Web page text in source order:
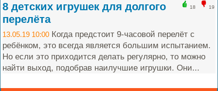
18 19
8 детских игрушек для долгого
перелёта
13.05.19 10:00 Когда предстоит 9-часовой перелёт с
ребёнком, это всегда является большим испытанием.
Но если это приходится делать регулярно, то можно
найти выход, подобрав наилучшие игрушки. Они...